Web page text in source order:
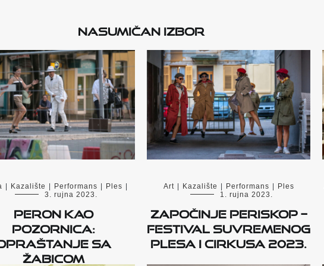
Nasumičan izbor
| Kazalište | Performans | Ples |
3. rujna 2023.
Peron kao
pozornica:
sa
Žabicom
Art | Kazalište | Performans | Ples
1. rujna 2023.
Započinje PERISKOP –
Festival suvremenog
plesa i cirkusa 2023.